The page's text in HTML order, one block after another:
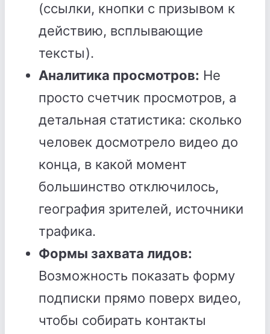
(ссылки, кнопки с призывом к
действию, всплывающие
тексты).
Аналитика просмотров: Не
просто счетчик просмотров, а
детальная статистика: сколько
человек досмотрело видео до
конца, в какой момент
большинство отключилось,
география зрителей, источники
трафика.
Формы захвата лидов:
Возможность показать форму
подписки прямо поверх видео,
чтобы собирать контакты